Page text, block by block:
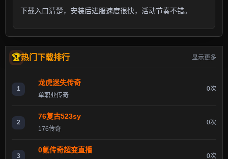
下载入口清楚，安装后进服速度很快，活动节奏不错。
热门下载排行 显示更多
1
龙虎迷失传奇
单职业传奇
0次
2
76复古523sy
176传奇
0次
3
0氪传奇超变直播
0次